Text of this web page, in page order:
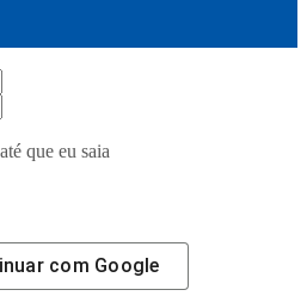
que eu saia
com Google